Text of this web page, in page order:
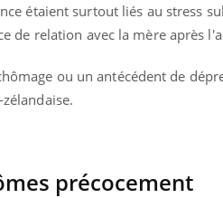
étaient surtout liés au stress
de relation avec la mère après
ou un antécédent de
précocement